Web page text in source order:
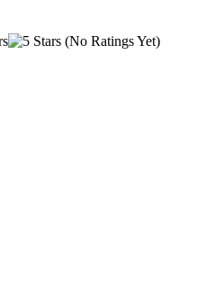
(No Ratings Yet)